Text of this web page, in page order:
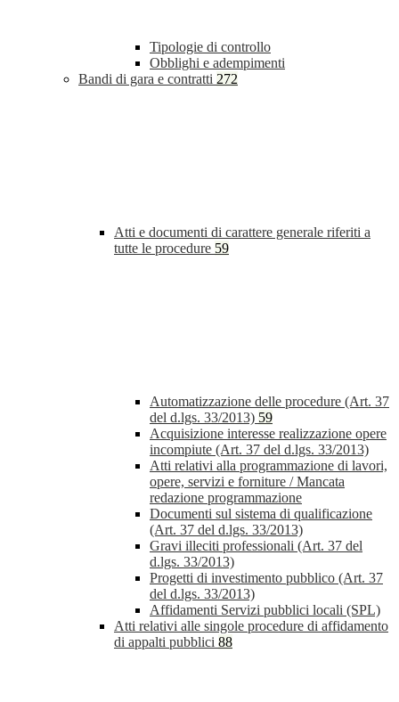
Tipologie di controllo
Obblighi e adempimenti
Bandi di gara e contratti 272
Atti e documenti di carattere generale riferiti a
tutte le procedure 59
Automatizzazione delle procedure (Art. 37
del d.lgs. 33/2013) 59
Acquisizione interesse realizzazione opere
incompiute (Art. 37 del d.lgs. 33/2013)
Atti relativi alla programmazione di lavori,
opere, servizi e forniture / Mancata
redazione programmazione
Documenti sul sistema di qualificazione
(Art. 37 del d.lgs. 33/2013)
Gravi illeciti professionali (Art. 37 del
d.lgs. 33/2013)
Progetti di investimento pubblico (Art. 37
del d.lgs. 33/2013)
Affidamenti Servizi pubblici locali (SPL)
Atti relativi alle singole procedure di affidamento
di appalti pubblici 88